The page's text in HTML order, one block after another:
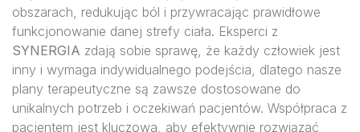
obszarach, redukując ból i przywracając prawidłowe
funkcjonowanie danej strefy ciała. Eksperci z
SYNERGIA zdają sobie sprawę, że każdy człowiek jest
inny i wymaga indywidualnego podejścia, dlatego nasze
plany terapeutyczne są zawsze dostosowane do
unikalnych potrzeb i oczekiwań pacjentów. Współpraca z
pacjentem jest kluczowa, aby efektywnie rozwiązać